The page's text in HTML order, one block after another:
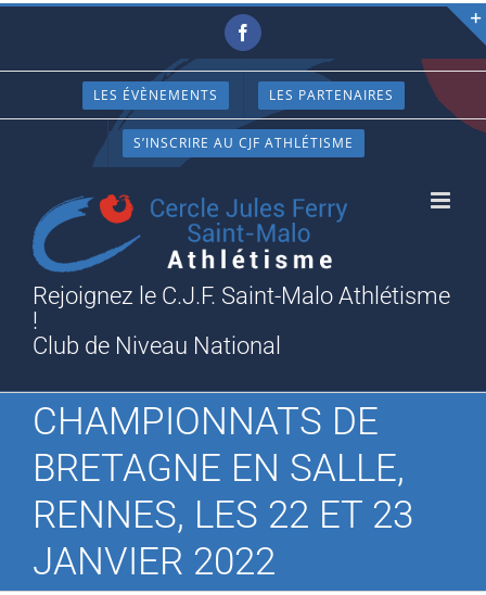
Passer
contenu
Facebook
LES ÉVÈNEMENTS LES PARTENAIRES
S’INSCRIRE AU CJF ATHLÉTISME
Rejoignez le C.J.F. Saint-Malo Athlétisme
!
Club de Niveau National
CHAMPIONNATS DE
BRETAGNE EN SALLE,
RENNES, LES 22 ET 23
JANVIER 2022